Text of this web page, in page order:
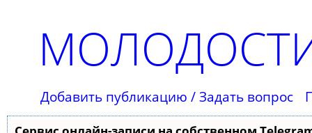
Добавить публикацию / Задать вопрос